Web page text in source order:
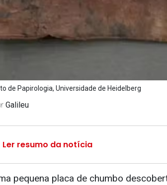
de Papirologia, Universidade de Heidelberg
Galileu
Ler resumo da notícia
pequena placa de chumbo